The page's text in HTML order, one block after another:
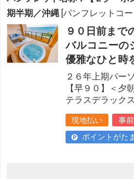
期半期／沖縄 [パンフレットコ
９０日前まで
バルコニーの
優雅なひと時
２６年上期パー
【早９０】＜夕
テラスデラック
現地払い
事
ポイントがた